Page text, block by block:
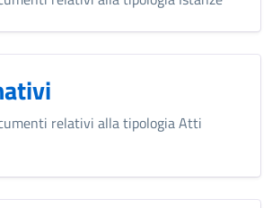
relativi alla tipologia Atti